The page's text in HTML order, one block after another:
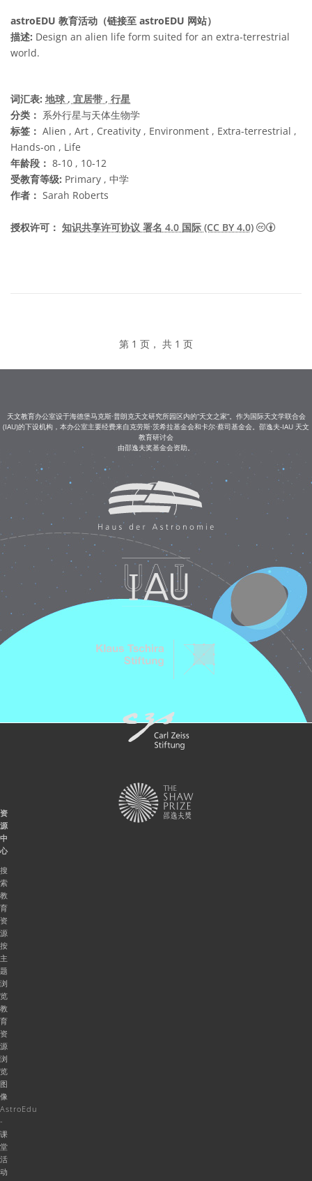
astroEDU 教育活动（链接至 astroEDU 网站）
描述: Design an alien life form suited for an extra-terrestrial
world.
词汇表: 地球 , 宜居带 , 行星
分类： 系外行星与天体生物学
标签： Alien , Art , Creativity , Environment , Extra-terrestrial ,
Hands-on , Life
年龄段： 8-10 , 10-12
受教育等级: Primary , 中学
作者： Sarah Roberts
授权许可： 知识共享许可协议 署名 4.0 国际 (CC BY 4.0) 知识共
第 1 页， 共 1 页
天文教育办公室设于海德堡马克斯·普朗克天文研究所园区内的“天文之家”。作为国际天文学联合会
(IAU)的下设机构，本办公室主要经费来自克劳斯·茨希拉基金会和卡尔·蔡司基金会。邵逸夫-IAU 天文
教育研讨会
由邵逸夫奖基金会资助。
资
源
中
心
搜
索
教
育
资
源
按
主
题
浏
览
教
育
资
源
浏
览
图
像
AstroEdu
-
课
堂
活
动